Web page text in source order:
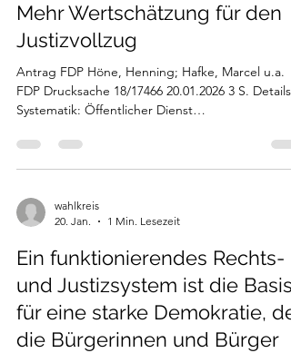
in der Region, Beschluss d
Mehr Wertschätzung für den
Justizvollzug
Antrag FDP Höne, Henning; Hafke, Marcel u.a.
FDP Drucksache 18/17466 20.01.2026 3 S. Details
Systematik: Öffentlicher Dienst
Strafvollzug Link:
https://www.landtag.nrw.de/portal/WWW/
wahlkreis
20. Jan.
1 Min. Lesezeit
Ein funktionierendes Rechts-
und Justizsystem ist die Basis
für eine starke Demokratie, der
die Bürgerinnen und Bürger